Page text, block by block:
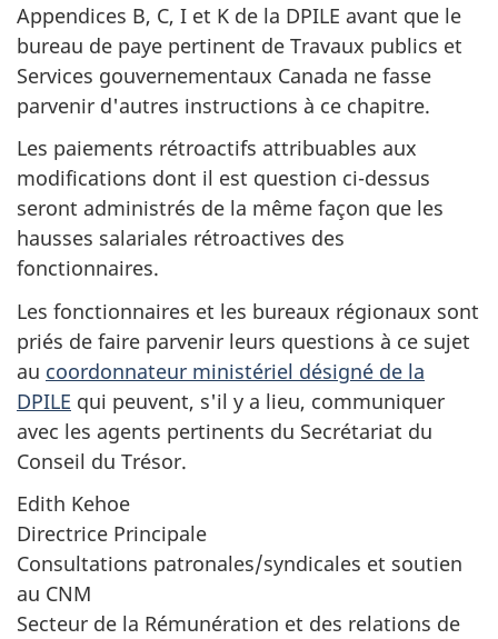
Appendices B, C, I et K de la DPILE avant que le
bureau de paye pertinent de Travaux publics et
Services gouvernementaux Canada ne fasse
parvenir d'autres instructions à ce chapitre.
Les paiements rétroactifs attribuables aux
modifications dont il est question ci-dessus
seront administrés de la même façon que les
hausses salariales rétroactives des
fonctionnaires.
Les fonctionnaires et les bureaux régionaux sont
priés de faire parvenir leurs questions à ce sujet
au coordonnateur ministériel désigné de la
DPILE qui peuvent, s'il y a lieu, communiquer
avec les agents pertinents du Secrétariat du
Conseil du Trésor.
Edith Kehoe
Directrice Principale
Consultations patronales/syndicales et soutien
au CNM
Secteur de la Rémunération et des relations de